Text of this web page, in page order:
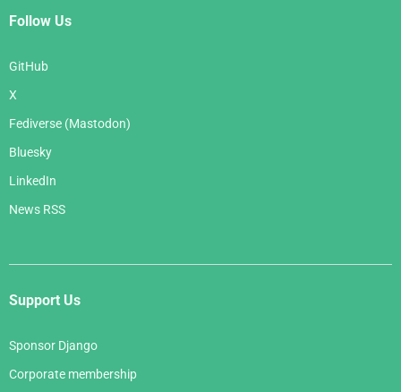
Follow Us
GitHub
X
Fediverse (Mastodon)
Bluesky
LinkedIn
News RSS
Support Us
Sponsor Django
Corporate membership